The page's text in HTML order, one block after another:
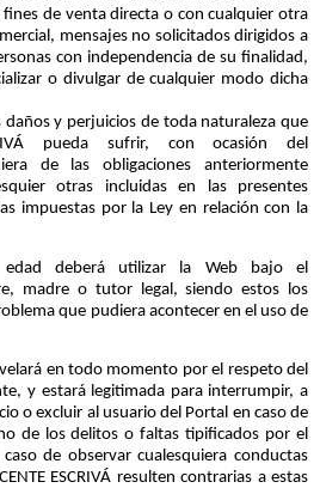
de venta directa o con cualquier otra
mensajes no solicitados dirigidos a
con independencia de su finalidad,
o divulgar de cualquier modo dicha
daños y perjuicios de toda naturaleza que
pueda sufrir, con ocasión del
de las obligaciones anteriormente
otras incluidas en las presentes
impuestas por la Ley en relación con la
deberá utilizar la Web bajo el
madre o tutor legal, siendo estos los
que pudiera acontecer en el uso de
velará en todo momento por el respeto del
y estará legitimada para interrumpir, a
o excluir al usuario del Portal en caso de
de los delitos o faltas tipificados por el
de observar cualesquiera conductas
ESCRIVÁ resulten contrarias a estas